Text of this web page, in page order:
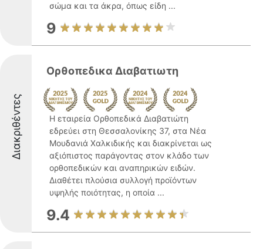
σώμα και τα άκρα, όπως είδη ...
9
Διακριθέντες
Oρθοπεδικα Διαβατιωτη
Η εταιρεία Ορθοπεδικά Διαβατιώτη
εδρεύει στη Θεσσαλονίκης 37, στα Νέα
Μουδανιά Χαλκιδικής και διακρίνεται ως
αξιόπιστος παράγοντας στον κλάδο των
ορθοπεδικών και αναπηρικών ειδών.
Διαθέτει πλούσια συλλογή προϊόντων
υψηλής ποιότητας, η οποία ...
9.4